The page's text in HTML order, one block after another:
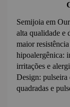
Semijoia em
alta qualidade e
maior
hipoalergênica:
irritações e
Design: pulseira
quadradas e